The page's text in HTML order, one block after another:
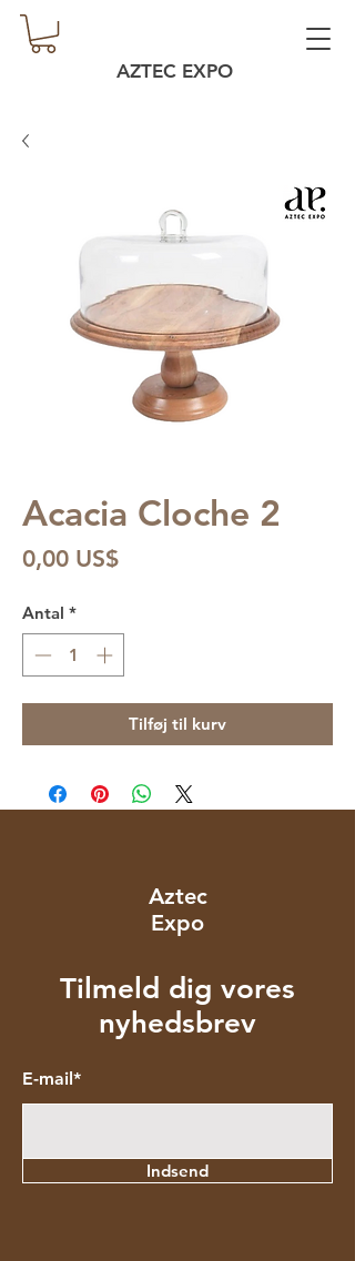
AZTEC EXPO
Acacia Cloche 2
0,00 US$Pris
Antal *
Tilføj til kurv
Aztec
Expo
Tilmeld dig vores
nyhedsbrev
E-mail*
Indsend